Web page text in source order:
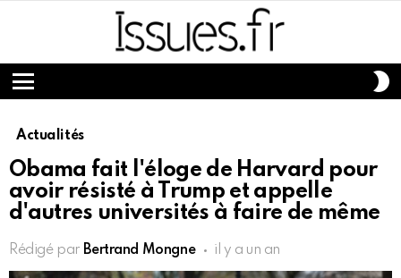
Menu
Actualités
Obama fait l'éloge de Harvard pour
avoir résisté à Trump et appelle
d'autres universités à faire de même
Rédigé par Bertrand Mongne il y a un an